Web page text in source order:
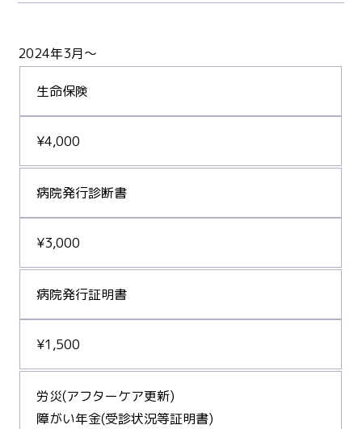
2024年3月〜
生命保険
¥4,000
病院発行診断書
¥3,000
病院発行証明書
¥1,500
労災(アフターケア更新)
障がい年金(受診状況等証明書)